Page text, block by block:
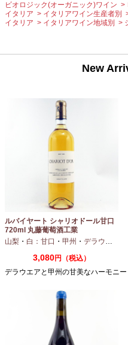
ビオロジック(オーガニック)ワイン
イタリア
イタリアワイン生産者別
イタリア
イタリアワイン地域別
New
ルバイヤート シャリオドール甘口
720ml 丸藤葡萄酒工業
山梨 ・ 白：甘口 ・ 甲州 ・ デラウエア
3,080円（税込）
デラウエアと甲州の甘美なハーモニー